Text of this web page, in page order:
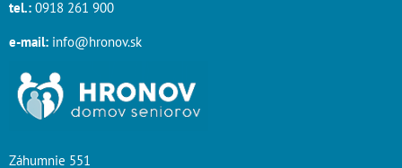
tel.: 0918 261 900
e-mail: info@hronov.sk
Záhumnie 551